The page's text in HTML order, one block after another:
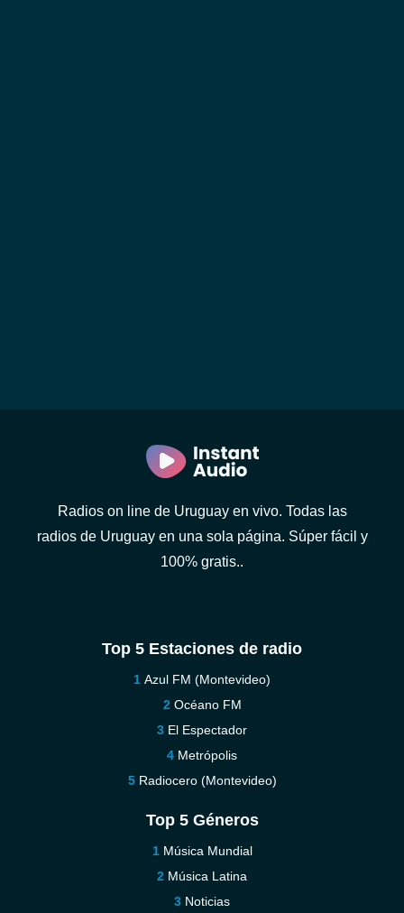
Radios on line de Uruguay en vivo. Todas las
radios de Uruguay en una sola página. Súper fácil y
100% gratis..
Top 5 Estaciones de radio
Azul FM (Montevideo)
Océano FM
El Espectador
Metrópolis
Radiocero (Montevideo)
Top 5 Géneros
Música Mundial
Música Latina
Noticias